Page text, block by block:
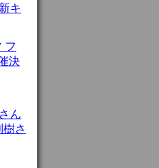
キ
フ
決
ん
さ